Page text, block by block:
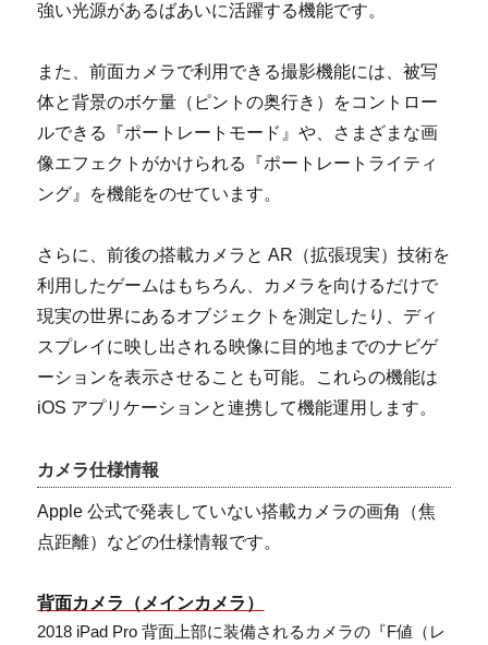
強い光源があるばあいに活躍する機能です。
また、前面カメラで利用できる撮影機能には、被写
体と背景のボケ量（ピントの奥行き）をコントロー
ルできる『ポートレートモード』や、さまざまな画
像エフェクトがかけられる『ポートレートライティ
ング』を機能をのせています。
さらに、前後の搭載カメラと AR（拡張現実）技術を
利用したゲームはもちろん、カメラを向けるだけで
現実の世界にあるオブジェクトを測定したり、ディ
スプレイに映し出される映像に目的地までのナビゲ
ーションを表示させることも可能。これらの機能は
iOS アプリケーションと連携して機能運用します。
カメラ仕様情報
Apple 公式で発表していない搭載カメラの画角（焦
点距離）などの仕様情報です。
背面カメラ（メインカメラ）
2018 iPad Pro 背面上部に装備されるカメラの『F値（レ